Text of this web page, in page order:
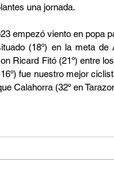
una jornada.
empezó viento en
(18º) en la meta
Ricard Fitó (21º) entre
16º) fue nuestro mejor
Calahorra (32º en